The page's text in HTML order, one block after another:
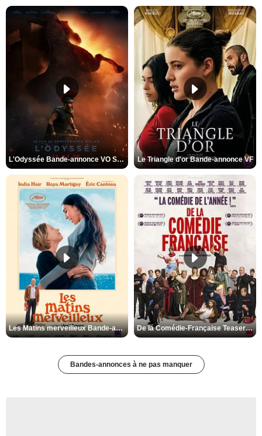
L'Odyssée Bande-annonce VO STFR Le Triangle d'or Bande-annonce VF
Les Matins merveilleux Bande-annonce VF De la Comédie-Française Teaser VF
Bandes-annonces à ne pas manquer